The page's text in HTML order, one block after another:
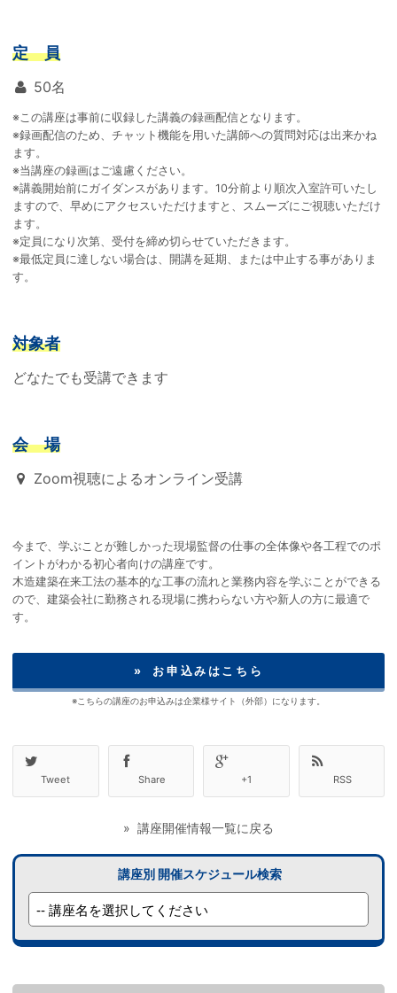
定 員
50名
※この講座は事前に収録した講義の録画配信となります。
※録画配信のため、チャット機能を用いた講師への質問対応は出来かね
ます。
※当講座の録画はご遠慮ください。
※講義開始前にガイダンスがあります。10分前より順次入室許可いたし
ますので、早めにアクセスいただけますと、スムーズにご視聴いただけ
ます。
※定員になり次第、受付を締め切らせていただきます。
※最低定員に達しない場合は、開講を延期、または中止する事がありま
す。
対象者
どなたでも受講できます
会 場
Zoom視聴によるオンライン受講
今まで、学ぶことが難しかった現場監督の仕事の全体像や各工程でのポ
イントがわかる初心者向けの講座です。
木造建築在来工法の基本的な工事の流れと業務内容を学ぶことができる
ので、建築会社に勤務される現場に携わらない方や新人の方に最適で
す。
» お申込みはこちら
※こちらの講座のお申込みは企業様サイト（外部）になります。
Tweet Share +1 RSS
» 講座開催情報一覧に戻る
講座別 開催スケジュール検索